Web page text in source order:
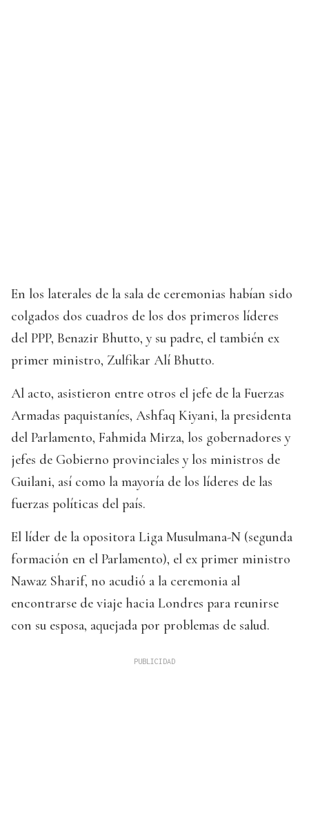
En los laterales de la sala de ceremonias habían sido
colgados dos cuadros de los dos primeros líderes
del PPP, Benazir Bhutto, y su padre, el también ex
primer ministro, Zulfikar Alí Bhutto.
Al acto, asistieron entre otros el jefe de la Fuerzas
Armadas paquistaníes, Ashfaq Kiyani, la presidenta
del Parlamento, Fahmida Mirza, los gobernadores y
jefes de Gobierno provinciales y los ministros de
Guilani, así como la mayoría de los líderes de las
fuerzas políticas del país.
El líder de la opositora Liga Musulmana-N (segunda
formación en el Parlamento), el ex primer ministro
Nawaz Sharif, no acudió a la ceremonia al
encontrarse de viaje hacia Londres para reunirse
con su esposa, aquejada por problemas de salud.